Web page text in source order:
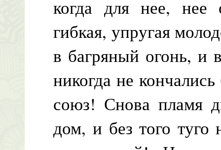
когда для нее, нее
гибкая, упругая
в багряный огонь, и
никогда не
союз! Снова пламя
дом, и без того туго